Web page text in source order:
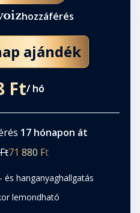
hozzáférés
ajándék
Ft/ hó
17 hónapon át
71 880 Ft
és hanganyaghallgatás
lemondható